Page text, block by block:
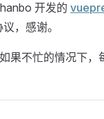
开发的
，感谢。
果不忙的情况下，